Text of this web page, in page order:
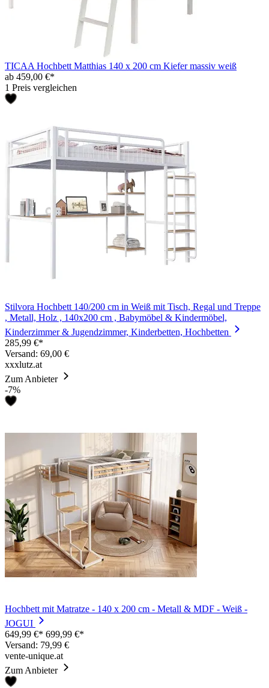
TICAA Hochbett Matthias 140 x 200 cm Kiefer massiv weiß
ab 459,00 €*
1 Preis vergleichen
Stilvora Hochbett 140/200 cm in Weiß mit Tisch, Regal und Treppe
, Metall, Holz , 140x200 cm , Babymöbel & Kindermöbel,
Kinderzimmer & Jugendzimmer, Kinderbetten, Hochbetten
285,99 €*
Versand: 69,00 €
xxxlutz.at
Zum Anbieter
-7%
Hochbett mit Matratze - 140 x 200 cm - Metall & MDF - Weiß -
JOGUI
649,99 €* 699,99 €*
Versand: 79,99 €
vente-unique.at
Zum Anbieter